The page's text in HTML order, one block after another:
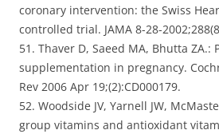
coronary intervention: the Swiss
controlled trial. JAMA 8-28-
51. Thaver D, Saeed MA, Bhutta ZA.:
supplementation in pregnancy.
Rev 2006 Apr 19;(2):CD000179.
52. Woodside JV, Yarnell JW,
group vitamins and antioxidant